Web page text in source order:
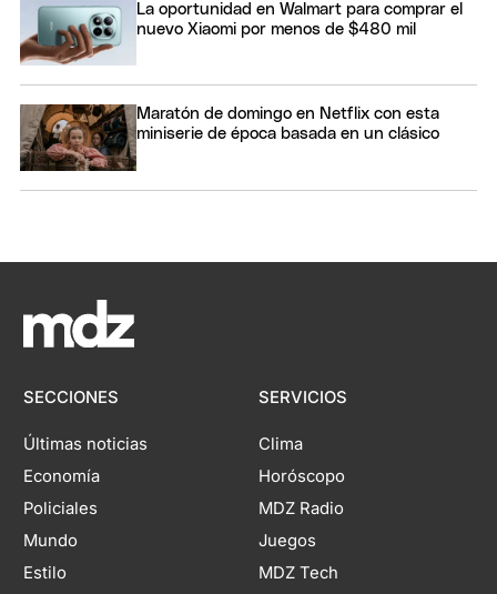
La oportunidad en Walmart para comprar el
nuevo Xiaomi por menos de $480 mil
Maratón de domingo en Netflix con esta
miniserie de época basada en un clásico
SECCIONES
Últimas noticias
Economía
Policiales
Mundo
Estilo
SERVICIOS
Clima
Horóscopo
MDZ Radio
Juegos
MDZ Tech